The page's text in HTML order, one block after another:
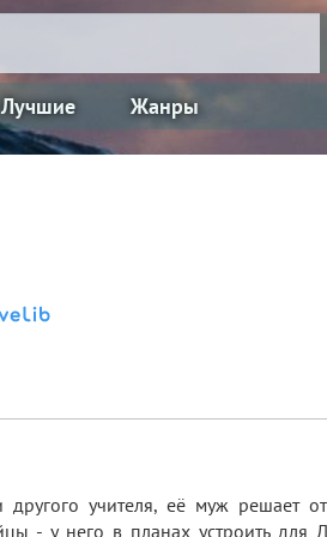
Лучшие Жанры
учителя, её муж решает
- у него в планах устроить